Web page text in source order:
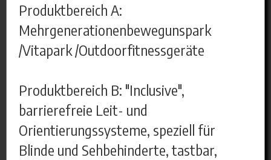
Produktbereich A:
Mehrgenerationenbewegunspark
/Vitapark /Outdoorfitnessgeräte
Produktbereich B: "Inclusive",
barrierefreie Leit- und
Orientierungssysteme, speziell für
Blinde und Sehbehinderte, tastbar,